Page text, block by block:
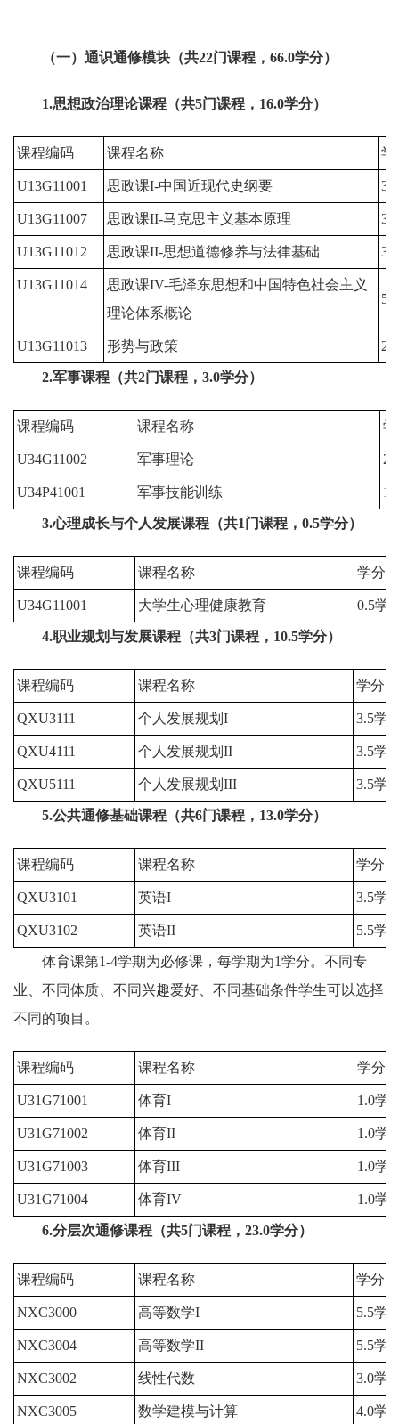
（一）通识通修模块（共22门课程，66.0学分）
1.思想政治理论课程（共5门课程，16.0学分）
课程编码 课程名称 学
U13G11001 思政课I-中国近现代史纲要
U13G11007 思政课II-马克思主义基本原理
U13G11012 思政课II-思想道德修养与法律基础
U13G11014
思政课IV-毛泽东思想和中国特色社会主义
理论体系概论
U13G11013 形势与政策
2.军事课程（共2门课程，3.0学分）
课程编码 课程名称
U34G11002 军事理论
U34P41001 军事技能训练
3.心理成长与个人发展课程 （共1门课程，0.5学分）
课程编码 课程名称 学分
U34G11001 大学生心理健康教育 0.5学
4.职业规划与发展课程（共3门课程，10.5学分）
课程编码 课程名称 学分
QXU3111 个人发展规划I 3.5学
QXU4111 个人发展规划II 3.5学
QXU5111 个人发展规划III 3.5学
5.公共通修基础课程（共6门课程，13.0学分）
课程编码 课程名称 学分
QXU3101 英语I 3.5学
QXU3102 英语II 5.5学
体育课第1-4学期为必修课，每学期为1学分。不同专
业、不同体质、不同兴趣爱好、不同基础条件学生可以选择
不同的项目。
课程编码 课程名称 学分
U31G71001 体育I 1.0学
U31G71002 体育II 1.0学
U31G71003 体育III 1.0学
U31G71004 体育IV 1.0学
6.分层次通修课程（共5门课程，23.0学分）
课程编码 课程名称 学分
NXC3000 高等数学I 5.5学
NXC3004 高等数学II 5.5学
NXC3002 线性代数 3.0学
NXC3005 数学建模与计算 4.0学